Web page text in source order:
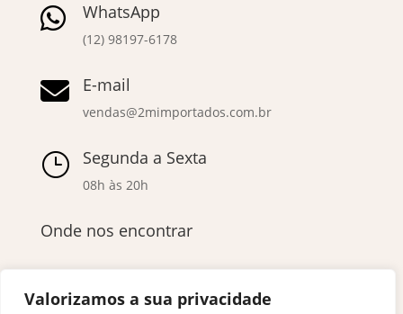
Valorizamos a sua privacidade
 WhatsApp
(12) 98197-6178
 E-mail
vendas@2mimportados.com.br
} Segunda a Sexta
08h às 20h
Onde nos encontrar